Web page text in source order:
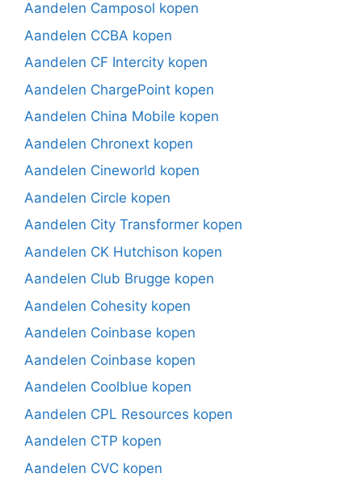
Aandelen Camposol kopen
Aandelen CCBA kopen
Aandelen CF Intercity kopen
Aandelen ChargePoint kopen
Aandelen China Mobile kopen
Aandelen Chronext kopen
Aandelen Cineworld kopen
Aandelen Circle kopen
Aandelen City Transformer kopen
Aandelen CK Hutchison kopen
Aandelen Club Brugge kopen
Aandelen Cohesity kopen
Aandelen Coinbase kopen
Aandelen Coinbase kopen
Aandelen Coolblue kopen
Aandelen CPL Resources kopen
Aandelen CTP kopen
Aandelen CVC kopen